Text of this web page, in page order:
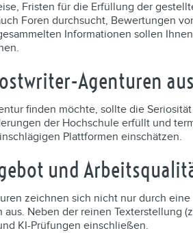
Fristen für die Erfüllung der
Foren durchsucht, Bewertungen
Informationen sollen
Agenturen
finden möchte, sollte die
der Hochschule erfüllt und
Plattformen einschätzen.
und
zeichnen sich nicht nur durch
Neben der reinen Texterstellung
KI-Prüfungen einschließen.